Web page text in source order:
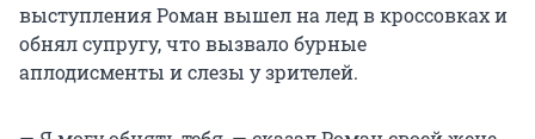
выступления Роман вышел на лед в кроссовках и
обнял супругу, что вызвало бурные
аплодисменты и слезы у зрителей.